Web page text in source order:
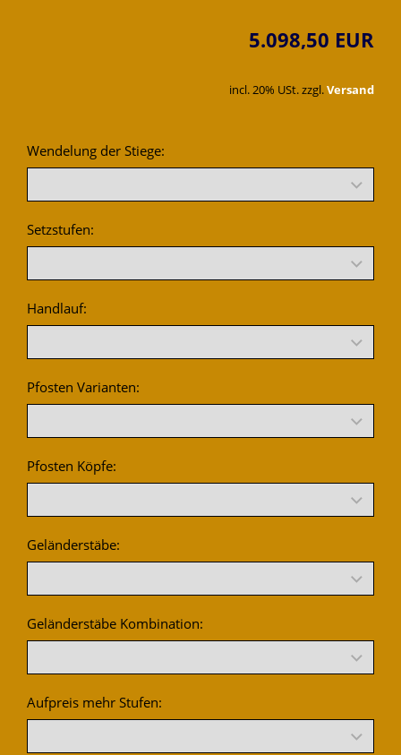
5.098,50 EUR
incl. 20% USt. zzgl.Versand
Wendelung der Stiege:
Setzstufen:
Handlauf:
Pfosten Varianten:
Pfosten Köpfe:
Geländerstäbe:
Geländerstäbe Kombination:
Aufpreis mehr Stufen: